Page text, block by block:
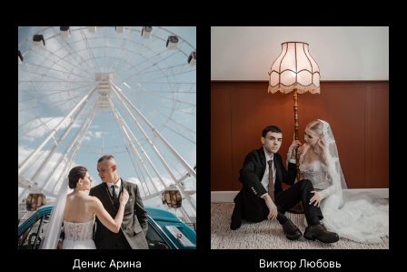
Денис Арина Виктор Любовь